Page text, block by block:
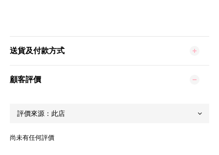
送貨及付款方式
顧客評價
尚未有任何評價